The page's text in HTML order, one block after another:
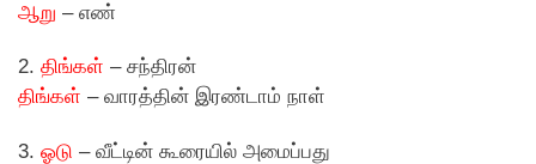
ஆறு – எண்
2. திங்கள் – சந்திரன்
திங்கள் – வாரத்தின் இரண்டாம் நாள்
3. ஓடு – வீட்டின் கூரையில் அமைப்பது